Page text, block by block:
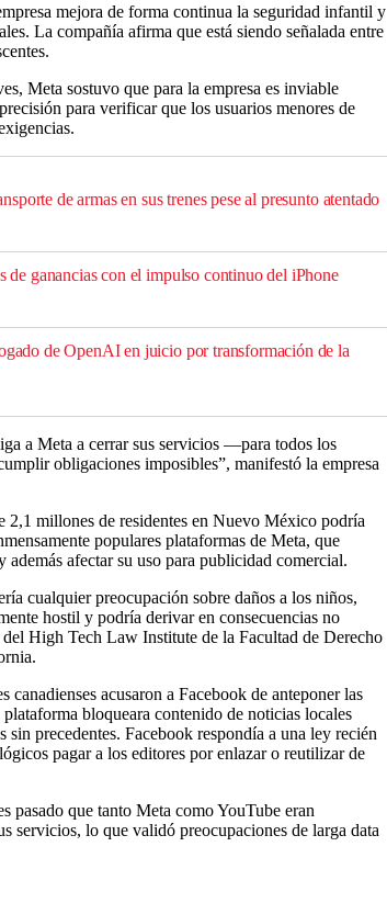
mejora de forma continua la seguridad infantil y
La compañía afirma que está siendo señalada entre
Meta sostuvo que para la empresa es inviable
para verificar que los usuarios menores de
de armas en sus trenes pese al presunto atentado
de ganancias con el impulso continuo del iPhone
de OpenAI en juicio por transformación de la
a Meta a cerrar sus servicios —para todos los
obligaciones imposibles”, manifestó la empresa
2,1 millones de residentes en Nuevo México podría
populares plataformas de Meta, que
además afectar su uso para publicidad comercial.
cualquier preocupación sobre daños a los niños,
hostil y podría derivar en consecuencias no
High Tech Law Institute de la Facultad de Derecho
acusaron a Facebook de anteponer las
bloqueara contenido de noticias locales
precedentes. Facebook respondía a una ley recién
pagar a los editores por enlazar o reutilizar de
pasado que tanto Meta como YouTube eran
servicios, lo que validó preocupaciones de larga data